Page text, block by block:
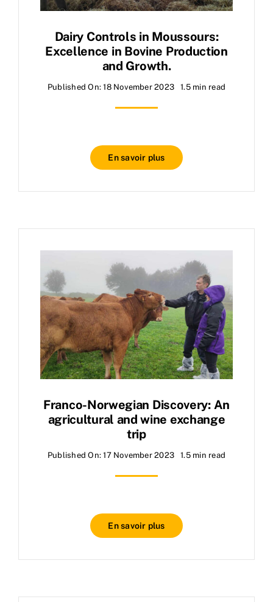
Dairy Controls in Moussours:
Excellence in Bovine Production
and Growth.
Published On: 18 November 2023 1.5 min read
En savoir plus
Franco-Norwegian Discovery: An
agricultural and wine exchange
trip
Published On: 17 November 2023 1.5 min read
En savoir plus